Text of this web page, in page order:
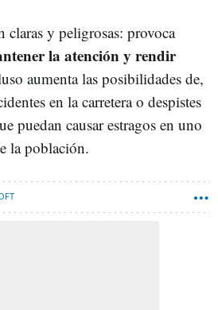
claras y peligrosas: provoca
la atención y rendir
aumenta las posibilidades de,
en la carretera o despistes
puedan causar estragos en uno
la población.